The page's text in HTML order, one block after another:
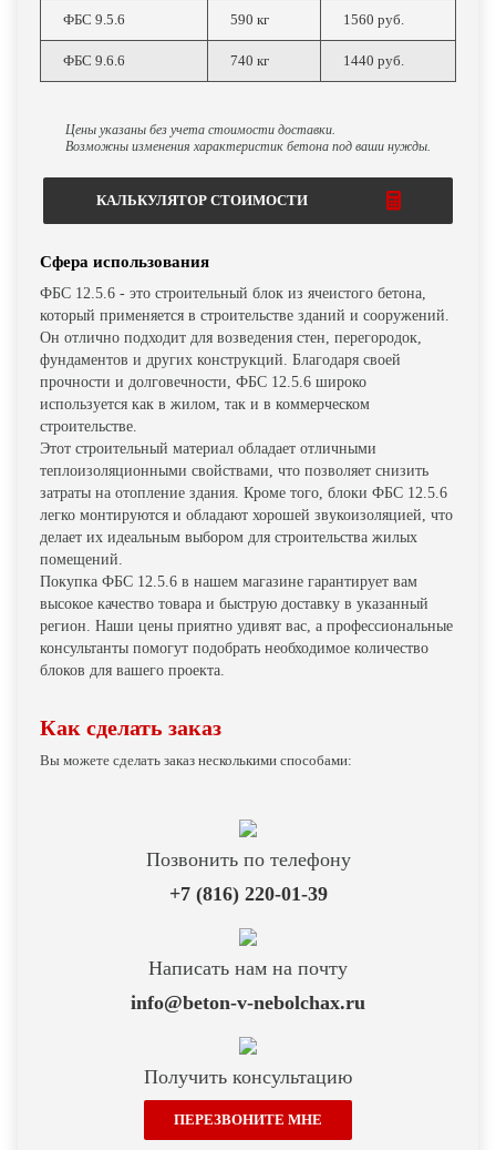
ФБС 9.5.6 590 кг 1560 руб.
ФБС 9.6.6 740 кг 1440 руб.
Цены указаны без учета стоимости доставки.
Возможны изменения характеристик бетона под ваши нужды.
КАЛЬКУЛЯТОР СТОИМОСТИ
Сфера использования
ФБС 12.5.6 - это строительный блок из ячеистого бетона,
который применяется в строительстве зданий и сооружений.
Он отлично подходит для возведения стен, перегородок,
фундаментов и других конструкций. Благодаря своей
прочности и долговечности, ФБС 12.5.6 широко
используется как в жилом, так и в коммерческом
строительстве.
Этот строительный материал обладает отличными
теплоизоляционными свойствами, что позволяет снизить
затраты на отопление здания. Кроме того, блоки ФБС 12.5.6
легко монтируются и обладают хорошей звукоизоляцией, что
делает их идеальным выбором для строительства жилых
помещений.
Покупка ФБС 12.5.6 в нашем магазине гарантирует вам
высокое качество товара и быструю доставку в указанный
регион. Наши цены приятно удивят вас, а профессиональные
консультанты помогут подобрать необходимое количество
блоков для вашего проекта.
Как сделать заказ
Вы можете сделать заказ несколькими способами:
Позвонить по телефону
Написать нам на почту
info@beton-v-nebolchax.ru
Получить консультацию
ПЕРЕЗВОНИТЕ МНЕ